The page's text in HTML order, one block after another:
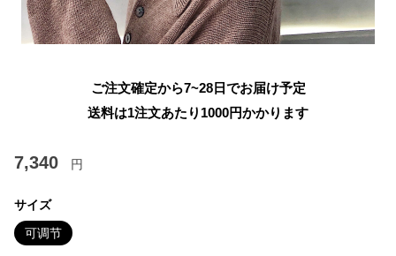
ご注文確定から7~28日でお届け予定
送料は1注文あたり 1000円かかります
7,340 円
サイズ
可调节